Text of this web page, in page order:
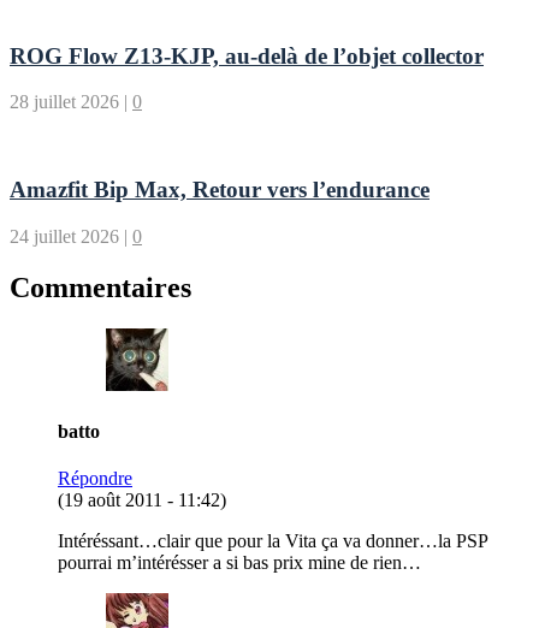
ROG Flow Z13-KJP, au-delà de l’objet collector
28 juillet 2026 | 0
Amazfit Bip Max, Retour vers l’endurance
24 juillet 2026 | 0
Commentaires
batto
Répondre
(19 août 2011 - 11:42)
Intéréssant…clair que pour la Vita ça va donner…la PSP
pourrai m’intérésser a si bas prix mine de rien…